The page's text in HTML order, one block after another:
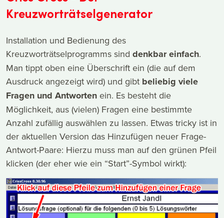
Kreuzworträtselgenerator
Installation und Bedienung des
Kreuzworträtselprogramms sind denkbar einfach.
Man tippt oben eine Überschrift ein (die auf dem
Ausdruck angezeigt wird) und gibt beliebig viele
Fragen und Antworten ein. Es besteht die
Möglichkeit, aus (vielen) Fragen eine bestimmte
Anzahl zufällig auswählen zu lassen. Etwas tricky ist in
der aktuellen Version das Hinzufügen neuer Frage-
Antwort-Paare: Hierzu muss man auf den grünen Pfeil
klicken (der eher wie ein “Start”-Symbol wirkt):